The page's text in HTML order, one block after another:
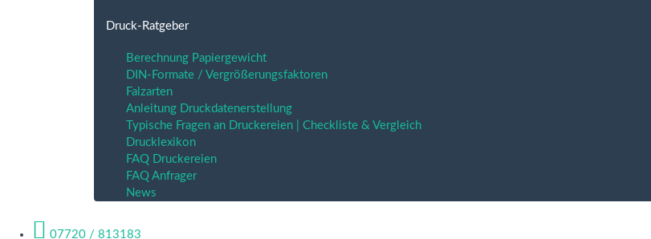
Druck-Ratgeber
Berechnung Papiergewicht
DIN-Formate / Vergrößerungsfaktoren
Falzarten
Anleitung Druckdatenerstellung
Typische Fragen an Druckereien | Checkliste & Vergleich
Drucklexikon
FAQ Druckereien
FAQ Anfrager
News
07720 / 813183